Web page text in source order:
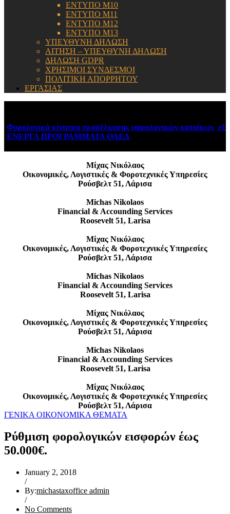
ΕΝΤΥΠΟ Μ10
ΕΝΤΥΠΟ Μ11
ΕΝΤΥΠΟ Μ12
ΕΝΤΥΠΟ Μ13
ΥΠΕΥΘΥΝΗ ΔΗΛΩΣΗ
ΑΙΤΗΣΗ – ΥΠΕΥΘΥΝΗ ΔΗΛΩΣΗ
ΔΗΛΩΣΗ GDPR
ΧΡΗΣΙΜΟΙ ΣΥΝΔΕΣΜΟΙ
ΠΟΛΙΤΙΚΗ ΑΠΟΡΡΗΤΟΥ
ΕΡΓΑΣΙΑΣ
κίνητρα προσέλκυσης φορολογικών κατοίκων εξωτερικού
ΠΡΟΓΡΑΜΜΑΤΑ ΟΑΕΔ August 6, 2026
Μίχας Νικόλαος
Οικονομικές, Λογιστικές & Φοροτεχνικές Υπηρεσίες
Ρούσβελτ 51, Λάρισα
Michas Nikolaos
Financial & Accounding Services
Roosevelt 51, Larisa
Μίχας Νικόλαος
Οικονομικές, Λογιστικές & Φοροτεχνικές Υπηρεσίες
Ρούσβελτ 51, Λάρισα
Michas Nikolaos
Financial & Accounding Services
Roosevelt 51, Larisa
Μίχας Νικόλαος
Οικονομικές, Λογιστικές & Φοροτεχνικές Υπηρεσίες
Ρούσβελτ 51, Λάρισα
Michas Nikolaos
Financial & Accounding Services
Roosevelt 51, Larisa
Μίχας Νικόλαος
Οικονομικές, Λογιστικές & Φοροτεχνικές Υπηρεσίες
Ρούσβελτ 51, Λάρισα
ΓΕΝΙΚΑ ΟΙΚΟΝΟΜΙΚΑ ΘΕΜΑΤΑ
Ρύθμιση φορολογικών εισφορών έως
50.000€.
January 2, 2018
/
By:michastaxoffice admin
/
No Comments